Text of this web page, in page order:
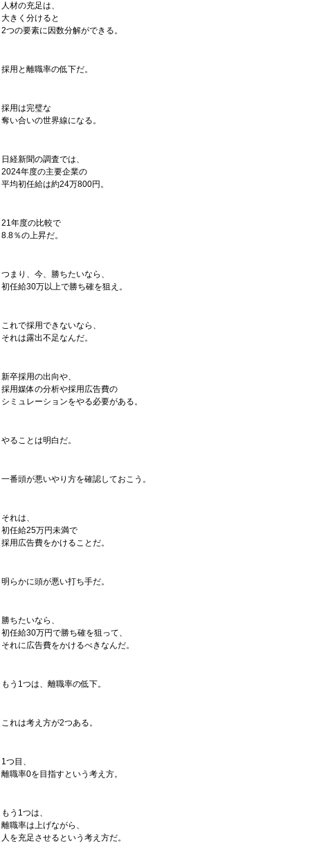
人材の充足は、
大きく分けると
2つの要素に因数分解ができる。
採用と離職率の低下だ。
採用は完璧な
奪い合いの世界線になる。
日経新聞の調査では、
2024年度の主要企業の
平均初任給は約24万800円。
21年度の比較で
8.8％の上昇だ。
つまり、今、勝ちたいなら、
初任給30万以上で勝ち確を狙え。
これで採用できないなら、
それは露出不足なんだ。
新卒採用の出向や、
採用媒体の分析や採用広告費の
シミュレーションをやる必要がある。
やることは明白だ。
一番頭が悪いやり方を確認しておこう。
それは、
初任給25万円未満で
採用広告費をかけることだ。
明らかに頭が悪い打ち手だ。
勝ちたいなら、
初任給30万円で勝ち確を狙って、
それに広告費をかけるべきなんだ。
もう1つは、離職率の低下。
これは考え方が2つある。
1つ目、
離職率0を目指すという考え方。
もう1つは、
離職率は上げながら、
人を充足させるという考え方だ。